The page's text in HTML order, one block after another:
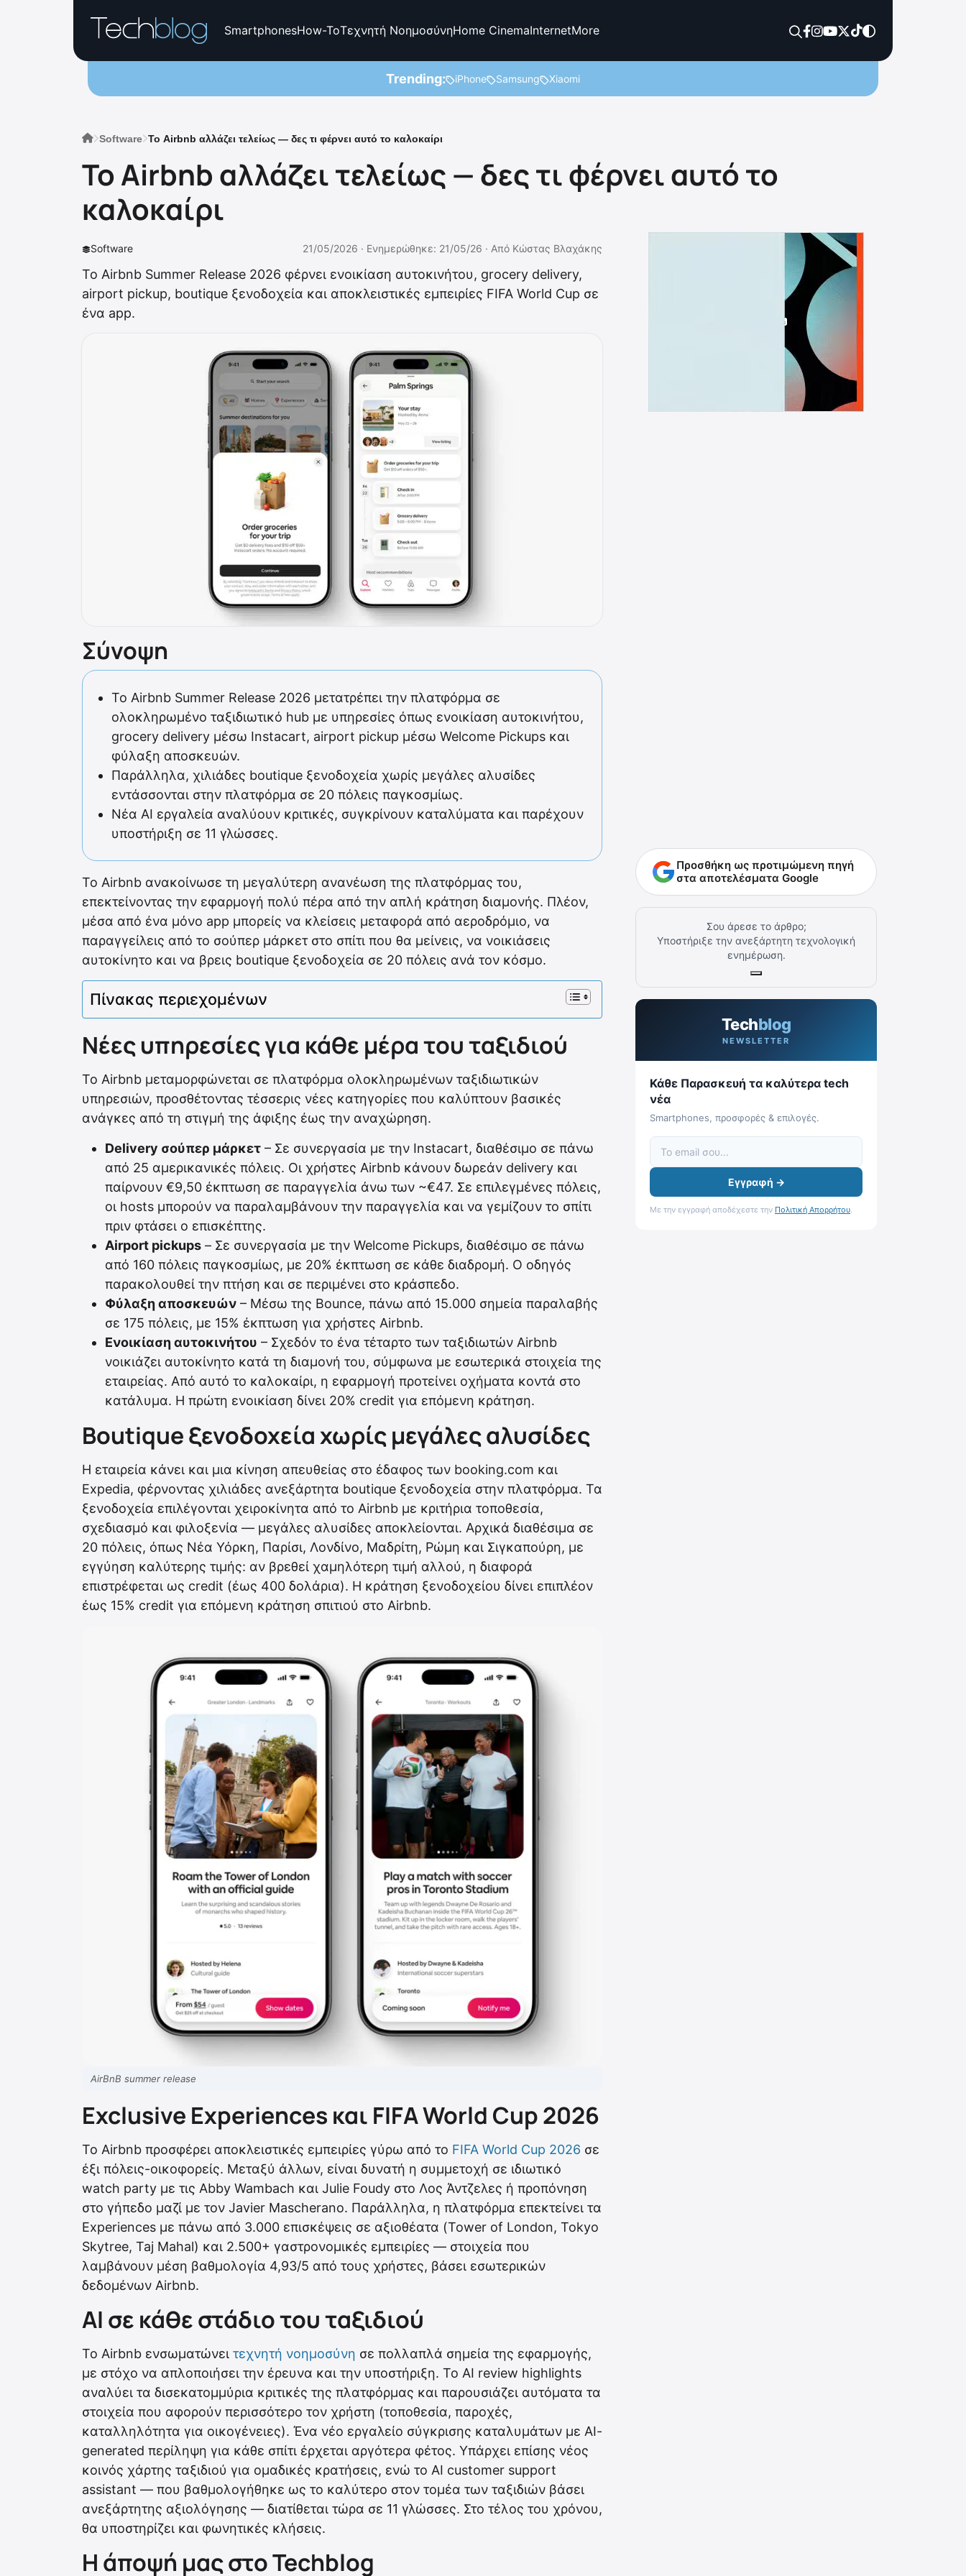
SmartphonesHow-ToΤεχνητή ΝοημοσύνηHome CinemaInternetMore
Trending: iPhone Samsung Xiaomi
Software Το Airbnb αλλάζει τελείως — δες τι φέρνει αυτό το καλοκαίρι
Το Airbnb αλλάζει τελείως — δες τι φέρνει αυτό το
καλοκαίρι
Software 21/05/2026 · Ενημερώθηκε: 21/05/26 · Από Κώστας Βλαχάκης
Το Airbnb Summer Release 2026 φέρνει ενοικίαση αυτοκινήτου, grocery delivery,
airport pickup, boutique ξενοδοχεία και αποκλειστικές εμπειρίες FIFA World Cup σε
ένα app.
Σύνοψη
Το Airbnb Summer Release 2026 μετατρέπει την πλατφόρμα σε
ολοκληρωμένο ταξιδιωτικό hub με υπηρεσίες όπως ενοικίαση αυτοκινήτου,
grocery delivery μέσω Instacart, airport pickup μέσω Welcome Pickups και
φύλαξη αποσκευών.
Παράλληλα, χιλιάδες boutique ξενοδοχεία χωρίς μεγάλες αλυσίδες
εντάσσονται στην πλατφόρμα σε 20 πόλεις παγκοσμίως.
Νέα AI εργαλεία αναλύουν κριτικές, συγκρίνουν καταλύματα και παρέχουν
υποστήριξη σε 11 γλώσσες.
Το Airbnb ανακοίνωσε τη μεγαλύτερη ανανέωση της πλατφόρμας του,
επεκτείνοντας την εφαρμογή πολύ πέρα από την απλή κράτηση διαμονής. Πλέον,
μέσα από ένα μόνο app μπορείς να κλείσεις μεταφορά από αεροδρόμιο, να
παραγγείλεις από το σούπερ μάρκετ στο σπίτι που θα μείνεις, να νοικιάσεις
αυτοκίνητο και να βρεις boutique ξενοδοχεία σε 20 πόλεις ανά τον κόσμο.
Πίνακας περιεχομένων
Νέες υπηρεσίες για κάθε μέρα του ταξιδιού
Το Airbnb μεταμορφώνεται σε πλατφόρμα ολοκληρωμένων ταξιδιωτικών
υπηρεσιών, προσθέτοντας τέσσερις νέες κατηγορίες που καλύπτουν βασικές
ανάγκες από τη στιγμή της άφιξης έως την αναχώρηση.
Delivery σούπερ μάρκετ – Σε συνεργασία με την Instacart, διαθέσιμο σε πάνω
από 25 αμερικανικές πόλεις. Οι χρήστες Airbnb κάνουν δωρεάν delivery και
παίρνουν €9,50 έκπτωση σε παραγγελία άνω των ~€47. Σε επιλεγμένες πόλεις,
οι hosts μπορούν να παραλαμβάνουν την παραγγελία και να γεμίζουν το σπίτι
πριν φτάσει ο επισκέπτης.
Airport pickups – Σε συνεργασία με την Welcome Pickups, διαθέσιμο σε πάνω
από 160 πόλεις παγκοσμίως, με 20% έκπτωση σε κάθε διαδρομή. Ο οδηγός
παρακολουθεί την πτήση και σε περιμένει στο κράσπεδο.
Φύλαξη αποσκευών – Μέσω της Bounce, πάνω από 15.000 σημεία παραλαβής
σε 175 πόλεις, με 15% έκπτωση για χρήστες Airbnb.
Ενοικίαση αυτοκινήτου – Σχεδόν το ένα τέταρτο των ταξιδιωτών Airbnb
νοικιάζει αυτοκίνητο κατά τη διαμονή του, σύμφωνα με εσωτερικά στοιχεία της
εταιρείας. Από αυτό το καλοκαίρι, η εφαρμογή προτείνει οχήματα κοντά στο
κατάλυμα. Η πρώτη ενοικίαση δίνει 20% credit για επόμενη κράτηση.
Boutique ξενοδοχεία χωρίς μεγάλες αλυσίδες
Η εταιρεία κάνει και μια κίνηση απευθείας στο έδαφος των booking.com και
Expedia, φέρνοντας χιλιάδες ανεξάρτητα boutique ξενοδοχεία στην πλατφόρμα. Τα
ξενοδοχεία επιλέγονται χειροκίνητα από το Airbnb με κριτήρια τοποθεσία,
σχεδιασμό και φιλοξενία — μεγάλες αλυσίδες αποκλείονται. Αρχικά διαθέσιμα σε
20 πόλεις, όπως Νέα Υόρκη, Παρίσι, Λονδίνο, Μαδρίτη, Ρώμη και Σιγκαπούρη, με
εγγύηση καλύτερης τιμής: αν βρεθεί χαμηλότερη τιμή αλλού, η διαφορά
επιστρέφεται ως credit (έως 400 δολάρια). Η κράτηση ξενοδοχείου δίνει επιπλέον
έως 15% credit για επόμενη κράτηση σπιτιού στο Airbnb.
AirBnB summer release
Exclusive Experiences και FIFA World Cup 2026
Το Airbnb προσφέρει αποκλειστικές εμπειρίες γύρω από το FIFA World Cup 2026 σε
έξι πόλεις-οικοφορείς. Μεταξύ άλλων, είναι δυνατή η συμμετοχή σε ιδιωτικό
watch party με τις Abby Wambach και Julie Foudy στο Λος Άντζελες ή προπόνηση
στο γήπεδο μαζί με τον Javier Mascherano. Παράλληλα, η πλατφόρμα επεκτείνει τα
Experiences με πάνω από 3.000 επισκέψεις σε αξιοθέατα (Tower of London, Tokyo
Skytree, Taj Mahal) και 2.500+ γαστρονομικές εμπειρίες — στοιχεία που
λαμβάνουν μέση βαθμολογία 4,93/5 από τους χρήστες, βάσει εσωτερικών
δεδομένων Airbnb.
AI σε κάθε στάδιο του ταξιδιού
Το Airbnb ενσωματώνει τεχνητή νοημοσύνη σε πολλαπλά σημεία της εφαρμογής,
με στόχο να απλοποιήσει την έρευνα και την υποστήριξη. Το AI review highlights
αναλύει τα δισεκατομμύρια κριτικές της πλατφόρμας και παρουσιάζει αυτόματα τα
στοιχεία που αφορούν περισσότερο τον χρήστη (τοποθεσία, παροχές,
καταλληλότητα για οικογένειες). Ένα νέο εργαλείο σύγκρισης καταλυμάτων με AI-
generated περίληψη για κάθε σπίτι έρχεται αργότερα φέτος. Υπάρχει επίσης νέος
κοινός χάρτης ταξιδιού για ομαδικές κρατήσεις, ενώ το AI customer support
assistant — που βαθμολογήθηκε ως το καλύτερο στον τομέα των ταξιδιών βάσει
ανεξάρτητης αξιολόγησης — διατίθεται τώρα σε 11 γλώσσες. Στο τέλος του χρόνου,
θα υποστηρίζει και φωνητικές κλήσεις.
Η άποψή μας στο Techblog
Προσθήκη ως προτιμώμενη πηγή
στα αποτελέσματα Google
Σου άρεσε το άρθρο;
Υποστήριξε την ανεξάρτητη τεχνολογική
ενημέρωση.
Techblog
NEWSLETTER
Κάθε Παρασκευή τα καλύτερα tech
νέα
Smartphones, προσφορές & επιλογές.
Εγγραφή →
Με την εγγραφή αποδέχεστε την Πολιτική Απορρήτου.